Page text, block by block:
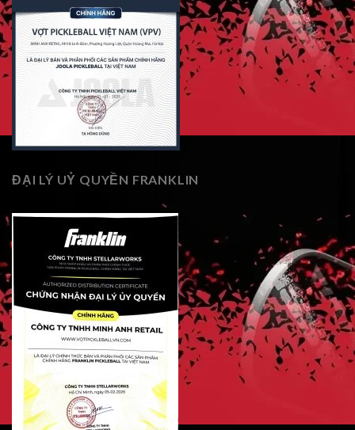
ĐẠI LÝ UỶ QUYỀN FRANKLIN